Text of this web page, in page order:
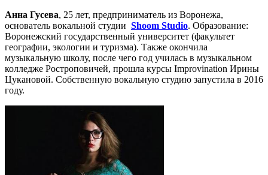
Анна Гусева, 25 лет, предприниматель из Воронежа,
основатель вокальной студии Shoom Studio. Образование:
Воронежский государственный университет (факультет
географии, экологии и туризма). Также окончила
музыкальную школу, после чего год училась в музыкальном
колледже Ростроповичей, прошла курсы Improvination Ирины
Цукановой. Собственную вокальную студию запустила в 2016
году.